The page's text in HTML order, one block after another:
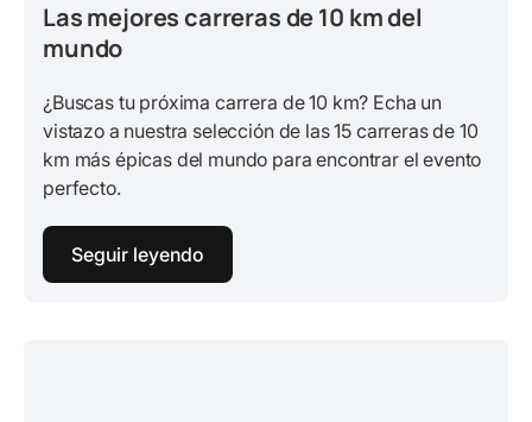
Las mejores carreras de 10 km del
mundo
¿Buscas tu próxima carrera de 10 km? Echa un
vistazo a nuestra selección de las 15 carreras de 10
km más épicas del mundo para encontrar el evento
perfecto.
Seguir leyendo